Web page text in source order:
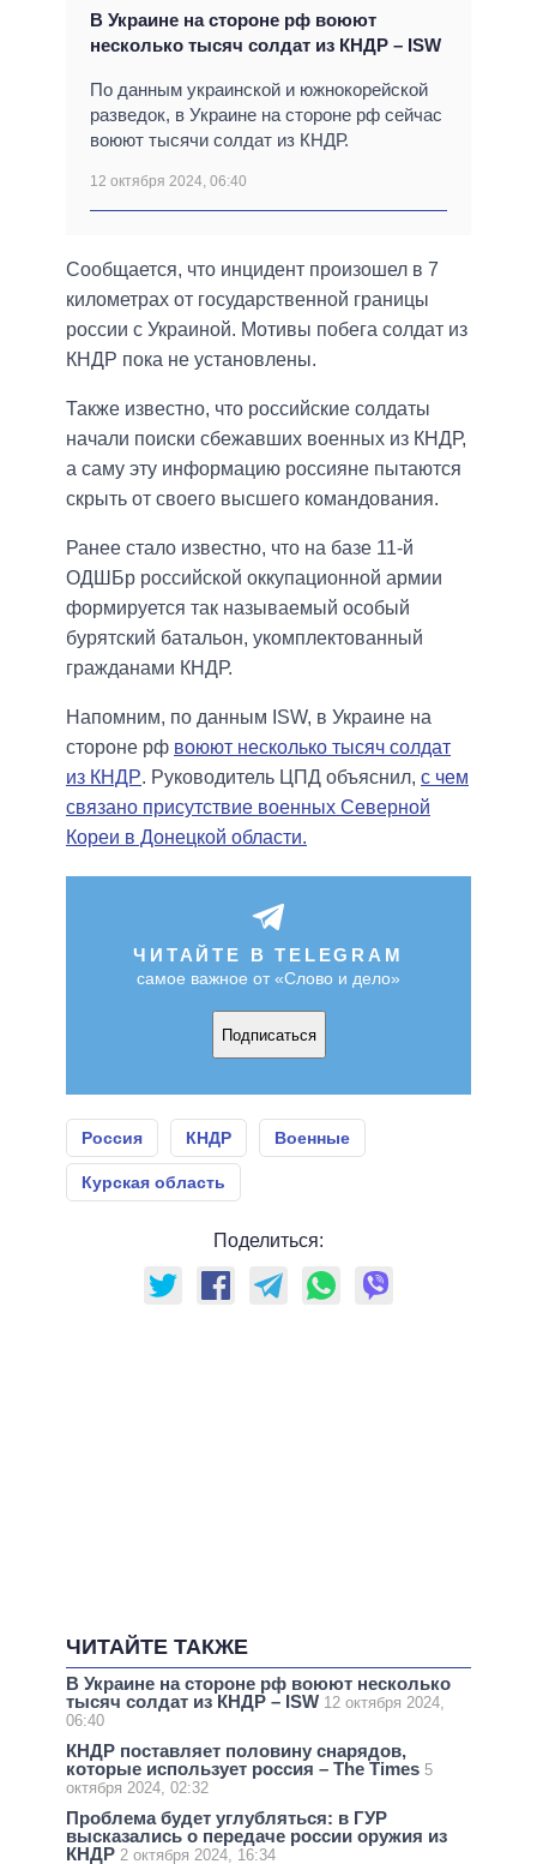
В Украине на стороне рф воюют
несколько тысяч солдат из КНДР – ISW
По данным украинской и южнокорейской
разведок, в Украине на стороне рф сейчас
воюют тысячи солдат из КНДР.
12 октября 2024, 06:40
Сообщается, что инцидент произошел в 7
километрах от государственной границы
россии с Украиной. Мотивы побега солдат из
КНДР пока не установлены.
Также известно, что российские солдаты
начали поиски сбежавших военных из КНДР,
а саму эту информацию россияне пытаются
скрыть от своего высшего командования.
Ранее стало известно, что на базе 11-й
ОДШБр российской оккупационной армии
формируется так называемый особый
бурятский батальон, укомплектованный
гражданами КНДР.
Напомним, по данным ISW, в Украине на
стороне рф воюют несколько тысяч солдат
из КНДР. Руководитель ЦПД объяснил, с чем
связано присутствие военных Северной
Кореи в Донецкой области.
ЧИТАЙТЕ В TELEGRAM
самое важное от «Слово и дело»
Подписаться
Россия КНДР Военные
Курская область
Поделиться:
ЧИТАЙТЕ ТАКЖЕ
В Украине на стороне рф воюют несколько
тысяч солдат из КНДР – ISW 12 октября 2024,
06:40
КНДР поставляет половину снарядов,
которые использует россия – The Times 5
октября 2024, 02:32
Проблема будет углубляться: в ГУР
высказались о передаче россии оружия из
КНДР 2 октября 2024, 16:34